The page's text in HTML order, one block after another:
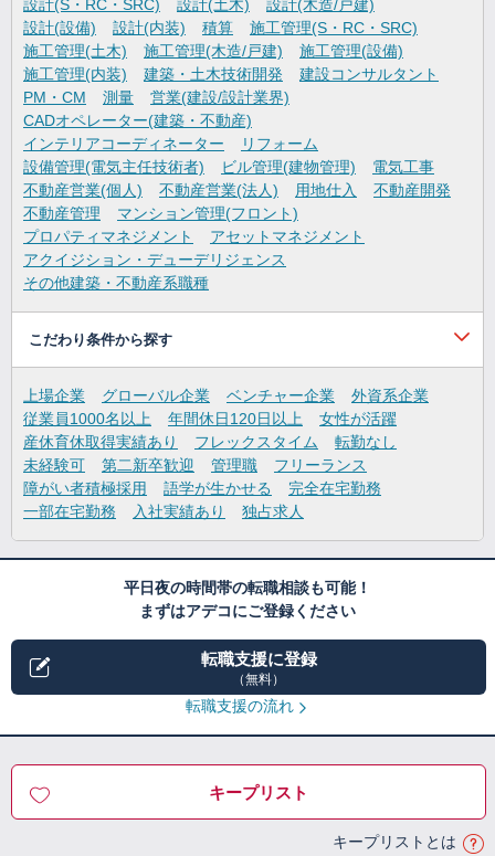
設計(S・RC・SRC) 設計(土木)
設計(木造/戸建)
設計(設備)
設計(内装) 積算
施工管理(S・RC・SRC)
施工管理(土木)
施工管理(木造/戸建)
施工管理(設備)
施工管理(内装)
建築・土木技術開発
建設コンサルタント
PM・CM
測量
営業(建設/設計業界)
CADオペレーター(建築・不動産)
インテリアコーディネーター
リフォーム
設備管理(電気主任技術者)
ビル管理(建物管理)
電気工事
不動産営業(個人)
不動産営業(法人) 用地仕入
不動産開発
不動産管理
マンション管理(フロント)
プロパティマネジメント
アセットマネジメント
アクイジション・デューデリジェンス
その他建築・不動産系職種
こだわり条件から探す
上場企業 グローバル企業 ベンチャー企業
外資系企業
従業員1000名以上
年間休日120日以上
女性が活躍
産休育休取得実績あり
フレックスタイム
転勤なし
未経験可
第二新卒歓迎 管理職
フリーランス
障がい者積極採用
語学が生かせる
完全在宅勤務
一部在宅勤務
入社実績あり 独占求人
平日夜の時間帯の転職相談も可能！
まずはアデコにご登録ください
転職支援に登録
（無料）
転職支援の流れ
キープリスト
キープリストとは